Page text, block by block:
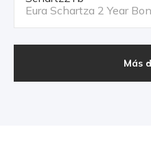
Eura Schartza 2 Year
Más